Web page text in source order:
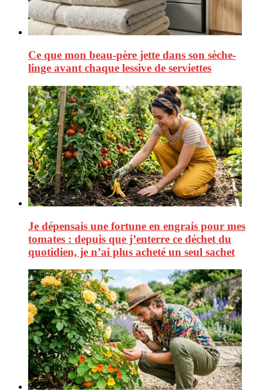
Ce que mon beau-père jette dans son sèche-
linge avant chaque lessive de serviettes
Je dépensais une fortune en engrais pour mes
tomates : depuis que j’enterre ce déchet du
quotidien, je n’ai plus acheté un seul sachet